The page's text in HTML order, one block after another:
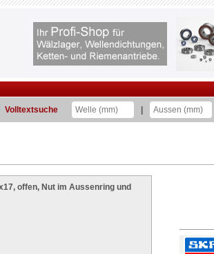
Volltextsuche
offen, Nut im Aussenring und